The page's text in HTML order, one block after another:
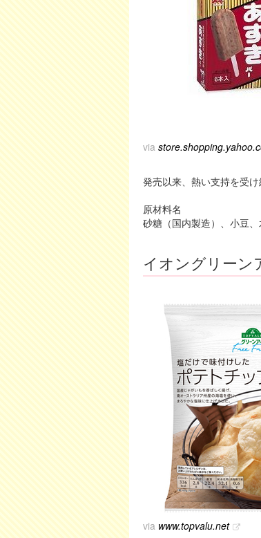
via
発売以来、熱い支持を受
原材料名
砂糖（国内製造）、小豆
イオングリー
via www.topvalu.net